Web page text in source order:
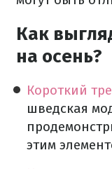
Как
на осень?
Короткий
шведская
этим